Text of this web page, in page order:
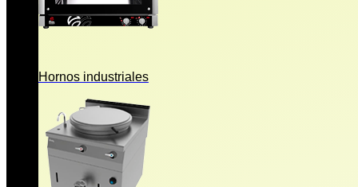
Hornos industriales